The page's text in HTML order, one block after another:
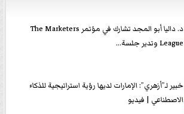
د. داليا أبو المجد تشارك في مؤتمر The Marketers
League وتدير جلسة...
خبير لـ”أزهري”: الإمارات لديها رؤية استراتيجية للذكاء
الاصطناعي | فيديو